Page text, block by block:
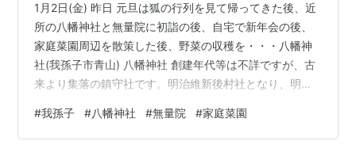
1月2日(金) 昨日 元旦は狐の行列を見て帰ってきた後、近
所の八幡神社と無量院に初詣の後、自宅で新年会の後、
家庭菜園周辺を散策した後、野菜の収穫を・・・八幡神
社(我孫子市青山) 八幡神社 創建年代等は不詳ですが、古
来より集落の鎮守社です。明治維新後村社となり、明治
誉田別命、皇大神 です 八幡神社 日の丸が飾られ地元の
人が多く参拝します 無量院 新四国相馬霊場 ６５番札所
#我孫子 #八幡神社 #無量院 #家庭菜園